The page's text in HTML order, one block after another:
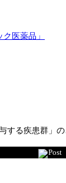
る疾患群」
Post